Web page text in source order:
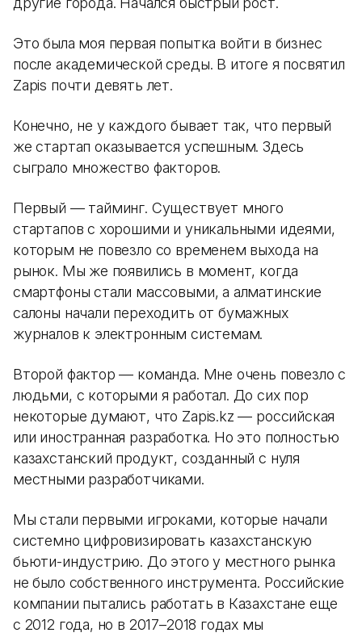
Это была моя первая попытка войти в бизнес
после академической среды. В итоге я посвятил
Zapis почти девять лет.
Конечно, не у каждого бывает так, что первый
же стартап оказывается успешным. Здесь
сыграло множество факторов.
Первый — тайминг. Существует много
стартапов с хорошими и уникальными идеями,
которым не повезло со временем выхода на
рынок. Мы же появились в момент, когда
смартфоны стали массовыми, а алматинские
салоны начали переходить от бумажных
журналов к электронным системам.
Второй фактор — команда. Мне очень повезло с
людьми, с которыми я работал. До сих пор
некоторые думают, что Zapis.kz — российская
или иностранная разработка. Но это полностью
казахстанский продукт, созданный с нуля
местными разработчиками.
Мы стали первыми игроками, которые начали
системно цифровизировать казахстанскую
бьюти-индустрию. До этого у местного рынка
не было собственного инструмента. Российские
компании пытались работать в Казахстане еще
с 2012 года, но в 2017–2018 годах мы